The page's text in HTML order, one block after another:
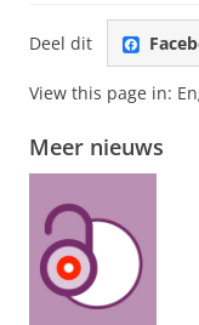
Deel dit
View this page in:
Meer nieuws